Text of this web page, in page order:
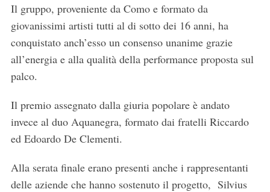
Il gruppo, proveniente da Como e formato da
giovanissimi artisti tutti al di sotto dei 16 anni, ha
conquistato anch’esso un consenso unanime grazie
all’energia e alla qualità della performance proposta sul
palco.
Il premio assegnato dalla giuria popolare è andato
invece al duo Aquanegra, formato dai fratelli Riccardo
ed Edoardo De Clementi.
Alla serata finale erano presenti anche i rappresentanti
delle aziende che hanno sostenuto il progetto, Silvius